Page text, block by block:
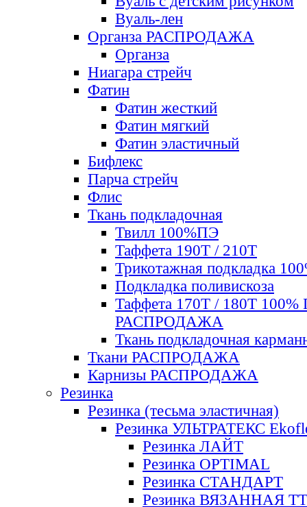
Вуаль-лен
Органза РАСПРОДАЖА
Органза
Ниагара стрейч
Фатин
Фатин жесткий
Фатин мягкий
Фатин элаcтичный
Бифлекс
Парча стрейч
Флис
Ткань подкладочная
Твилл 100%ПЭ
Таффета 190Т / 210Т
Трикотажная подкладка
Подкладка поливискоза
Таффета 170Т / 180Т 100%
РАСПРОДАЖА
Ткань подкладочная
Ткани РАСПРОДАЖА
Карнизы РАСПРОДАЖА
Резинка
Резинка (тесьма эластичная)
Резинка УЛЬТРАТЕКС
Резинка ЛАЙТ
Резинка OPTIMAL
Резинка СТАНДАРТ
Резинка ВЯЗАННАЯ ТТ